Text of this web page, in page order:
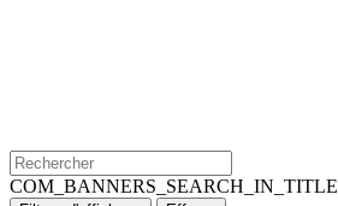
COM_BANNERS_SEARCH_IN_TITLE